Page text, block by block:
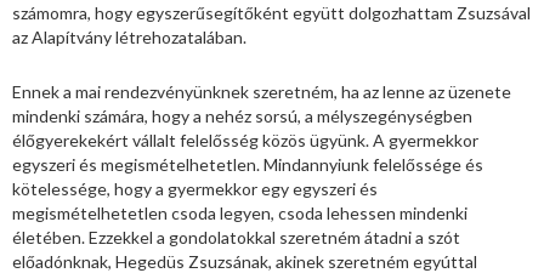
számomra, hogy egyszerűsegítőként együtt dolgozhattam Zsuzsával
az Alapítvány létrehozatalában.
Ennek a mai rendezvényünknek szeretném, ha az lenne az üzenete
mindenki számára, hogy a nehéz sorsú, a mélyszegénységben
élőgyerekekért vállalt felelősség közös ügyünk. A gyermekkor
egyszeri és megismételhetetlen. Mindannyiunk felelőssége és
kötelessége, hogy a gyermekkor egy egyszeri és
megismételhetetlen csoda legyen, csoda lehessen mindenki
életében. Ezzekkel a gondolatokkal szeretném átadni a szót
előadónknak, Hegedüs Zsuzsának, akinek szeretném egyúttal